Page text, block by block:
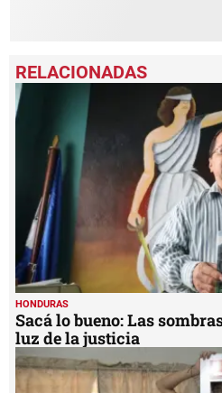
HONDURAS
Sacá lo bueno: Las
luz de la justicia